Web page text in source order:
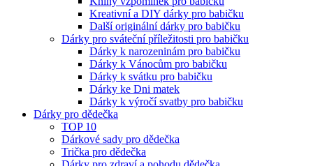
Kreativní a DIY dárky pro babičku
Další originální dárky pro babičku
Dárky pro sváteční příležitosti pro babičku
Dárky k narozeninám pro babičku
Dárky k Vánocům pro babičku
Dárky k svátku pro babičku
Dárky ke Dni matek
Dárky k výročí svatby pro babičku
Dárky pro dědečka
TOP 10
Dárkové sady pro dědečka
Trička pro dědečka